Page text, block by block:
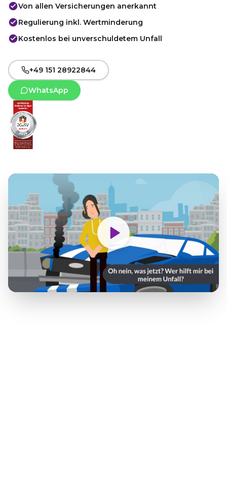
Von allen Versicherungen anerkannt
Regulierung inkl. Wertminderung
Kostenlos bei unverschuldetem Unfall
+49 151 28922844
WhatsApp